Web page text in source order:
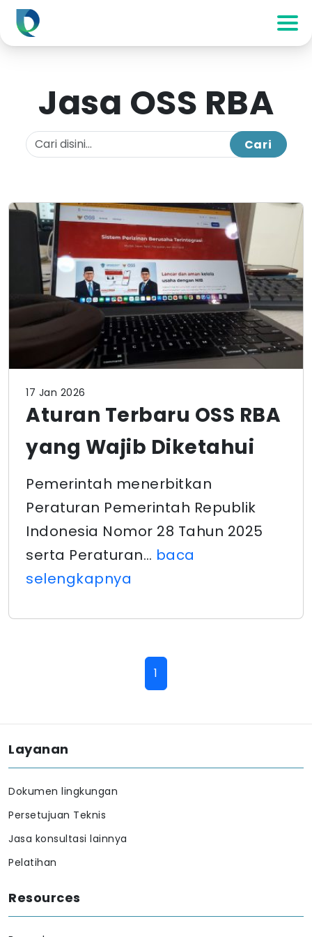
Jasa OSS RBA
Cari
17 Jan 2026
Aturan Terbaru OSS RBA
yang Wajib Diketahui
Pemerintah menerbitkan
Peraturan Pemerintah Republik
Indonesia Nomor 28 Tahun 2025
serta Peraturan… baca
selengkapnya
1
Layanan
Dokumen lingkungan
Persetujuan Teknis
Jasa konsultasi lainnya
Pelatihan
Resources